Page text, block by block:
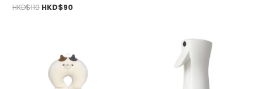
HKD$110 HKD$90